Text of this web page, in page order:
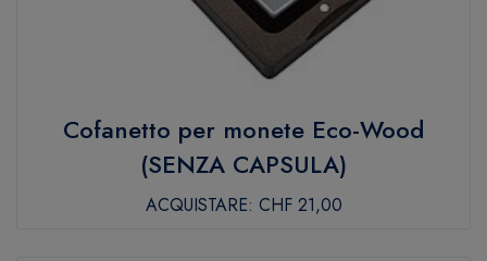
Cofanetto per monete Eco-Wood
(SENZA CAPSULA)
ACQUISTARE: CHF 21,00